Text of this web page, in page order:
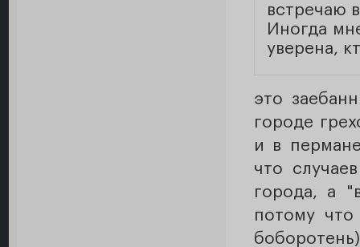
встречаю
Иногда
уверена,
это
городе
и в
что
города, а
потому